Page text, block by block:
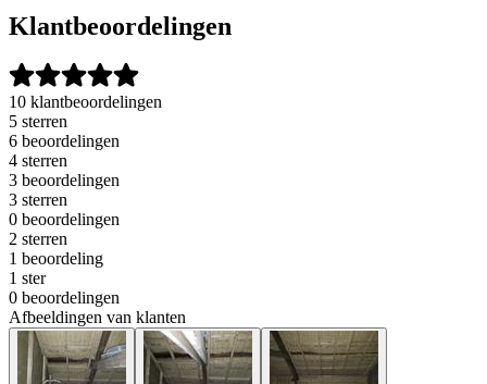
Klantbeoordelingen
10 klantbeoordelingen
5 sterren
6 beoordelingen
4 sterren
3 beoordelingen
3 sterren
0 beoordelingen
2 sterren
1 beoordeling
1 ster
0 beoordelingen
Afbeeldingen van klanten